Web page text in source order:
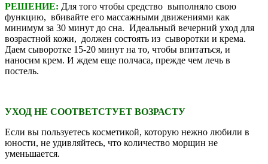
РЕШЕНИЕ: Для того чтобы средство выполняло свою
функцию, вбивайте его массажными движениями как
минимум за 30 минут до сна. Идеальный вечерний уход для
возрастной кожи, должен состоять из сыворотки и крема.
Даем сыворотке 15-20 минут на то, чтобы впитаться, и
наносим крем. И ждем еще полчаса, прежде чем лечь в
постель.
УХОД НЕ СООТВЕТСТУЕТ ВОЗРАСТУ
Если вы пользуетесь косметикой, которую нежно любили в
юности, не удивляйтесь, что количество морщин не
уменьшается.